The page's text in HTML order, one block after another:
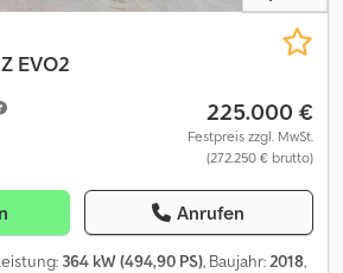
EVO2
225.000 €
Festpreis zzgl. MwSt.
(272.250 € brutto)
Anrufen
364 kW (494,90 PS), Baujahr: 2018,